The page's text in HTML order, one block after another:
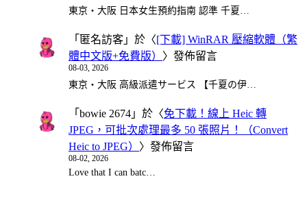
東京・大阪 日本女生預約指南 認準 千夏…
「 匿名訪客 」於〈[下載] WinRAR 壓縮軟體（繁
體中文版+免費版） 〉發佈留言
08-03, 2026
東京・大阪 高級派遣サービス 【千夏の伊…
「 bowie 2674 」於〈免下載！線上 Heic 轉
JPEG，可批次處理最多 50 張照片！（Convert
Heic to JPEG） 〉發佈留言
08-02, 2026
Love that I can batc…